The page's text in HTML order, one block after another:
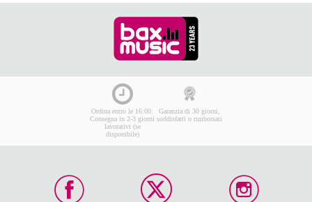
Ordina entro le 16:00:
Consegna in 2-3 giorni
lavorativi (se
disponibile)
Garanzia di 30 giorni,
soddisfatti o rimborsati